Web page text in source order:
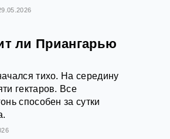
ли Приангарью
тихо. На середину
гектаров. Все
способен за сутки